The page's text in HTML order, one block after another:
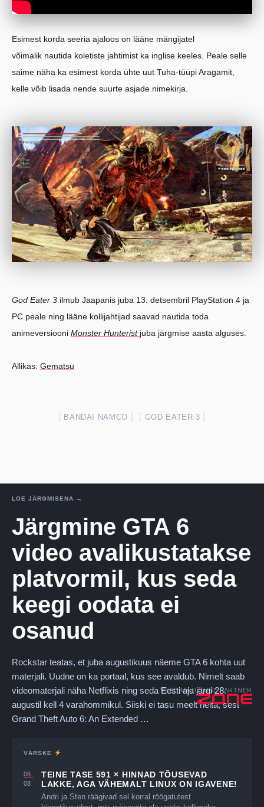
Esimest korda seeria ajaloos on lääne mängijatel
võimalik nautida koletiste jahtimist ka inglise keeles. Peale selle
saime näha ka esimest korda ühte uut Tuha-tüüpi Aragamit,
kelle võib lisada nende suurte asjade nimekirja.
God Eater 3 ilmub Jaapanis juba 13. detsembril PlayStation 4 ja
PC peale ning lääne kollijahtijad saavad nautida toda
animeversiooni Monster Hunterist juba järgmise aasta alguses.
Allikas: Gematsu
BANDAI NAMCO GOD EATER 3
LOE JÄRGMISENA →
Järgmine GTA 6
video avalikustatakse
platvormil, kus seda
keegi oodata ei
osanud
Rockstar teatas, et juba augustikuus näeme GTA 6 kohta uut
materjali. Uudne on ka portaal, kus see avaldub. Nimelt saab
videomaterjali näha Netflixis ning seda Eesti aja järgi 28.
augustil kell 4 varahommikul. Siiski ei tasu meelt heita, sest
Grand Theft Auto 6: An Extended …
VÄRSKE
06
08
TEINE TASE 591 × HINNAD TÕUSEVAD
LAKKE, AGA VÄHEMALT LINUX ON IGAVENE!
Andri ja Sten räägivad sel korral röögatutest
VEEBIMAJUTUSE PARTNER